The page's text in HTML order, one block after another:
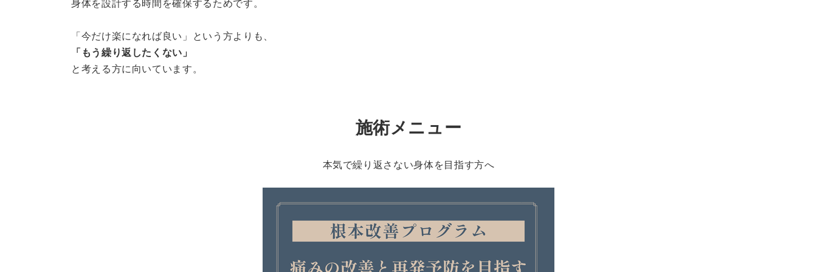
身体を設計する時間を確保するためです。
「今だけ楽になれば良い」という方よりも、
「もう繰り返したくない」
と考える方に向いています。
施術メニュー
本気で繰り返さない身体を目指す方へ